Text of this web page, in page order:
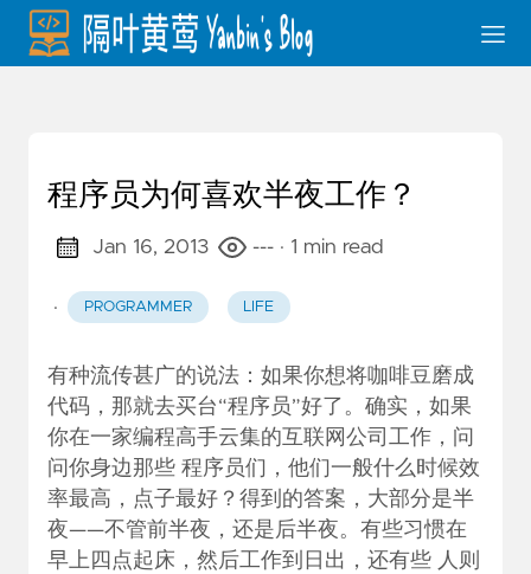
程序员为何喜欢半夜工作？
Jan 16, 2013 --- · 1 min read
· PROGRAMMER LIFE
有种流传甚广的说法：如果你想将咖啡豆磨成
代码，那就去买台“程序员”好了。确实，如果
你在一家编程高手云集的互联网公司工作，问
问你身边那些 程序员们，他们一般什么时候效
率最高，点子最好？得到的答案，大部分是半
夜——不管前半夜，还是后半夜。有些习惯在
早上四点起床，然后工作到日出，还有些 人则